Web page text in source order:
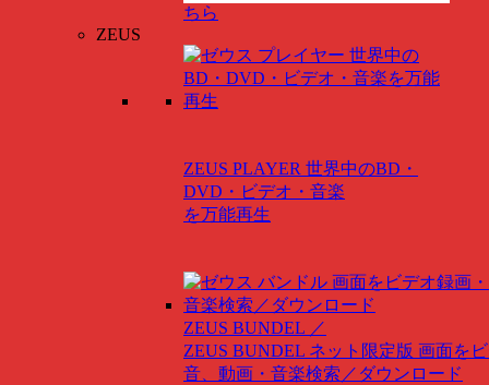
ちら
ZEUS
ZEUS PLAYER 世界中のBD・
DVD・ビデオ・音楽
を万能再生
ZEUS BUNDEL ／
ZEUS BUNDEL ネット限定版 画面を
音、動画・音楽検索／ダウンロード